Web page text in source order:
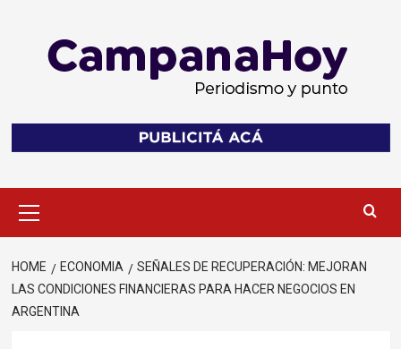
Menu
HOME ECONOMIA
SEÑALES DE RECUPERACIÓN: MEJORAN
LAS CONDICIONES FINANCIERAS PARA HACER NEGOCIOS EN
ARGENTINA